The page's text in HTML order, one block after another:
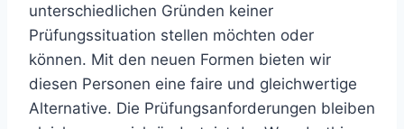
unterschiedlichen Gründen keiner
Prüfungssituation stellen möchten oder
können. Mit den neuen Formen bieten wir
diesen Personen eine faire und gleichwertige
Alternative. Die Prüfungsanforderungen bleiben